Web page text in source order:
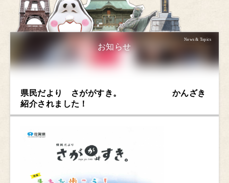
News & Topics
お知らせ
県民だより さががすき。 かんざき
紹介されました！